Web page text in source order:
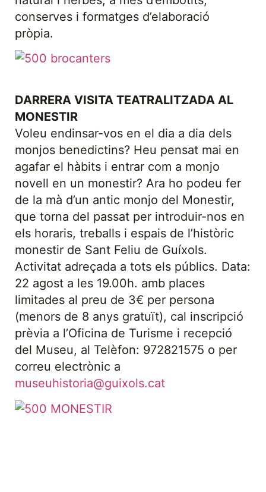
conserves i formatges d’elaboració
pròpia.
DARRERA VISITA TEATRALITZADA AL
MONESTIR
Voleu endinsar-vos en el dia a dia dels
monjos benedictins? Heu pensat mai en
agafar el hàbits i entrar com a monjo
novell en un monestir? Ara ho podeu fer
de la mà d’un antic monjo del Monestir,
que torna del passat per introduir-nos en
els horaris, treballs i espais de l’històric
monestir de Sant Feliu de Guíxols.
Activitat adreçada a tots els públics. Data:
22 agost a les 19.00h. amb places
limitades al preu de 3€ per persona
(menors de 8 anys gratuït), cal inscripció
prèvia a l’Oficina de Turisme i recepció
del Museu, al Telèfon: 972821575 o per
correu electrònic a
museuhistoria@guixols.cat